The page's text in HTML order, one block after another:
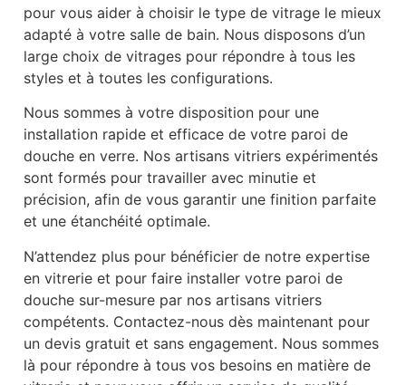
pour vous aider à choisir le type de vitrage le mieux
adapté à votre salle de bain. Nous disposons d’un
large choix de vitrages pour répondre à tous les
styles et à toutes les configurations.
Nous sommes à votre disposition pour une
installation rapide et efficace de votre paroi de
douche en verre. Nos artisans vitriers expérimentés
sont formés pour travailler avec minutie et
précision, afin de vous garantir une finition parfaite
et une étanchéité optimale.
N’attendez plus pour bénéficier de notre expertise
en vitrerie et pour faire installer votre paroi de
douche sur-mesure par nos artisans vitriers
compétents. Contactez-nous dès maintenant pour
un devis gratuit et sans engagement. Nous sommes
là pour répondre à tous vos besoins en matière de